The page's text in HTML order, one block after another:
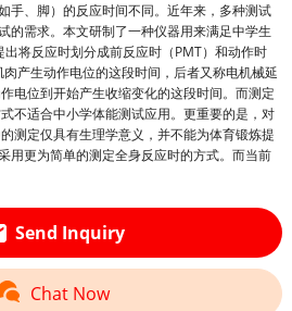
手、脚）的反应时间不同。近年来，多种测试
的需求。本文研制了一种仪器用来满足中学生
将反应时划分成前反应时（PMT）和动作时
肉产生动作电位的这段时间，后者又称电机械延
电位到开始产生收缩变化的这段时间。而测定
不适合中小学体能测试应用。更重要的是，对
测定仅具有生理学意义，并不能为体育锻炼提
用更为简单的测定全身反应时的方式。而当前
Send Inquiry
Chat Now